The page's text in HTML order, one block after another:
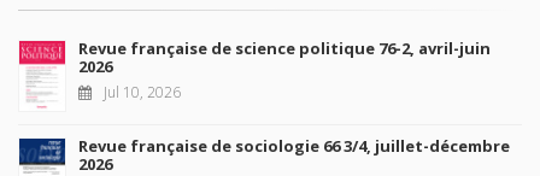
Revue française de science politique 76-2, avril-juin
2026
Jul 10, 2026
Revue française de sociologie 66 3/4, juillet-décembre
2026